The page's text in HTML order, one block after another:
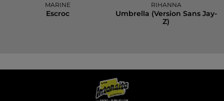
MARINE
Escroc
RIHANNA
Umbrella (version Sans Jay-
Z)